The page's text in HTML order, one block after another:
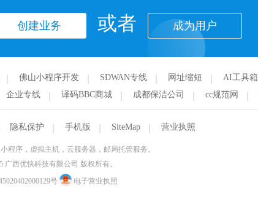
创建业务 或者 成为用户
佛山小程序开发 SDWAN专线 网址缩短 AI工具箱
企业专线 译码BBC商城 成都保洁公司 cc规范网
隐私保护 手机版 SiteMap 营业执照
程序，虚拟主机，云服务器，邮局托管服务。
广西优快科技有限公司 版权所有。
号 电子营业执照